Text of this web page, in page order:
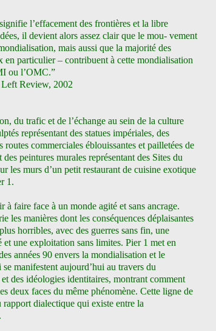
l’effacement des frontières et la libre
il devient alors assez clair que le mou- vement
mais aussi que la majorité des
particulier – contribuent à cette mondialisation
ou l’OMC.”
Review, 2002
du trafic et de l’échange au sein de la culture
représentant des statues impériales, des
routes commerciales éblouissantes et pailletées de
peintures murales représentant des Sites du
les murs d’un petit restaurant de cuisine exotique
1.
à faire face à un monde agité et sans ancrage.
les manières dont les conséquences déplaisantes
horribles, avec des guerres sans fin, une
une exploitation sans limites. Pier 1 met en
années 90 envers la mondialisation et le
manifestent aujourd’hui au travers du
des idéologies identitaires, montrant comment
deux faces du même phénomène. Cette ligne de
rapport dialectique qui existe entre la